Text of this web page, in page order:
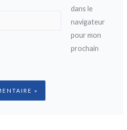
dans le
navigateur
pour mon
prochain